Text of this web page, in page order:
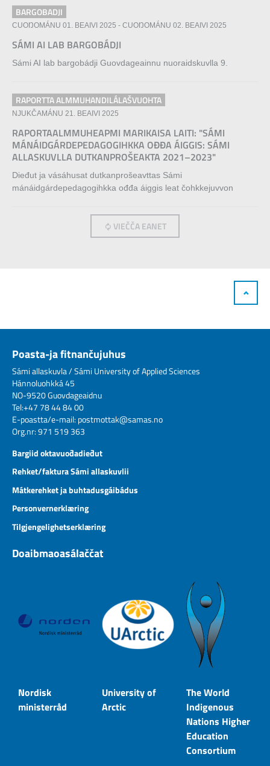
BARGOBADJI
CUOŊOMÁNU 01. BEAIVI 2025 - CUOŊOMÁNU 02. BEAIVI 2025
SÁMI AI LAB BARGOBÁDJI
Sámi AI lab bargobádji Guovdageainnu nuoraidskuvlla 9.
RAPORTTA ALMMUHANDILÁLAŠVUOHTA
NJUKČAMÁNU 21. BEAIVI 2025
RAPORTAALMMUHEAPMI MARIKAISA LAITI: "SÁMI
MÁNÁIDGÁRDEPEDAGOGIHKKA OĐĐA ÁIGGIS: SÁMI
ALLASKUVLLA DUTKANPROŠEAKTA 2021–2023"
Dieđut ja vásáhusat dutkanprošeavttas Sámi
mánáidgárdepedagogihkka ođđa áiggis leat čohkkejuvvon
VIEČČA EANET
Poasta-ja fitnančujuhus
Sámi allaskuvla / Sámi University of Applied Sciences
Hánnoluohkká 45
NO-9520 Guovdageaidnu
Tel:+47 78 44 84 00
E-poastta/e-mail:postmottak@samas.no
Org.nr: 971 519 363
Bargiid oktavuođadieđut
Rehket/faktura Sámi allaskuvlii
Mátkerehket ja buhtadusgáibádus
Personvernerklæring
Tilgjengelighetserklæring
Doaibmaoasálaččat
Nordisk
ministerråd
University of
Arctic
The World
Indigenous
Nations Higher
Education
Consortium